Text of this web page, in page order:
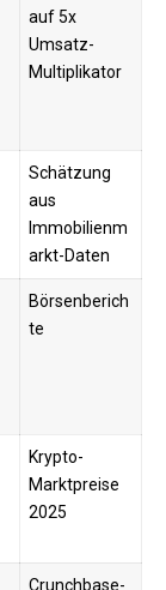
auf 5x
Umsatz-
Multiplikator
Schätzung
aus
Immobilienm
arkt-Daten
Börsenberich
te
Krypto-
Marktpreise
2025
Crunchbase-